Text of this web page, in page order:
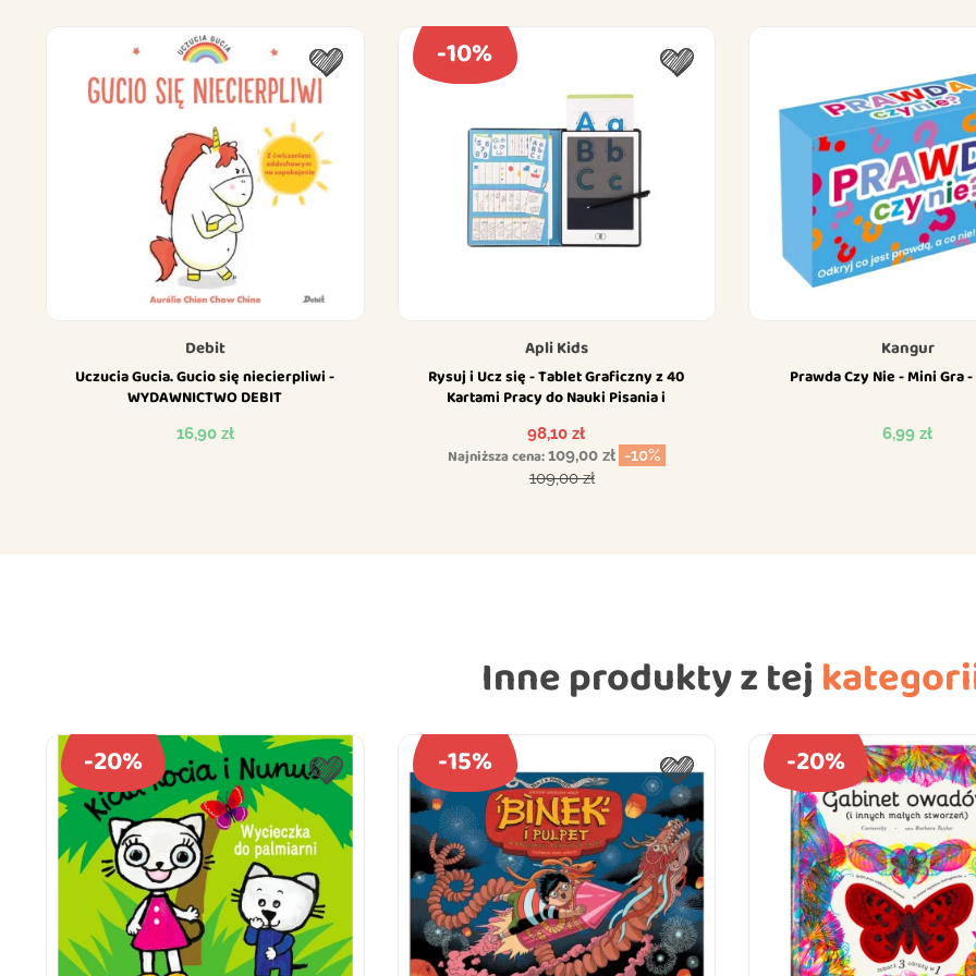
Debit
Uczucia Gucia. Gucio się niecierpliwi -
WYDAWNICTWO DEBIT
Cena
16,90 zł
Apli Kids
Rysuj i Ucz się - Tablet Graficzny z 40
Kartami Pracy do Nauki Pisania i
Cena
98,10 zł
Najniższa cena:109,00 zł -10%
Cena podstawowa
109,00 zł
-10%
Kangur
Prawda Czy Nie - Mini Gra
Cena
6,99 zł
Inne produkty z tej
-20% -15% -20%